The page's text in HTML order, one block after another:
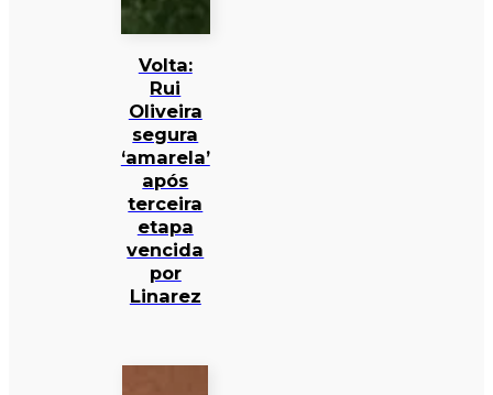
Volta:
Rui
Oliveira
segura
‘amarela’
após
terceira
etapa
vencida
por
Linarez